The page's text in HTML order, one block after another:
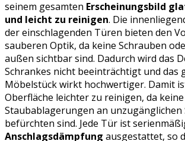
seinem gesamten Erscheinungsbild
und leicht zu reinigen. Die
der einschlagenden Türen bieten den
sauberen Optik, da keine Schrauben
außen sichtbar sind. Dadurch wird das
Schrankes nicht beeinträchtigt und das
Möbelstück wirkt hochwertiger. Damit
Oberfläche leichter zu reinigen, da
Staubablagerungen an unzugänglichen
befürchten sind. Jede Tür ist
Anschlagsdämpfung ausgestattet, so